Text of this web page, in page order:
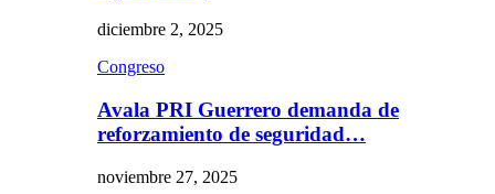
diciembre 2, 2025
Congreso
Avala PRI Guerrero demanda de
reforzamiento de seguridad…
noviembre 27, 2025